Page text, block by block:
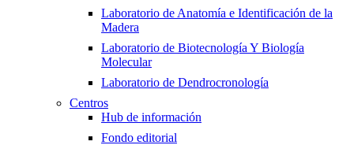
Laboratorio de Anatomía e Identificación de la
Madera
Laboratorio de Biotecnología Y Biología
Molecular
Laboratorio de Dendrocronología
Centros
Hub de información
Fondo editorial